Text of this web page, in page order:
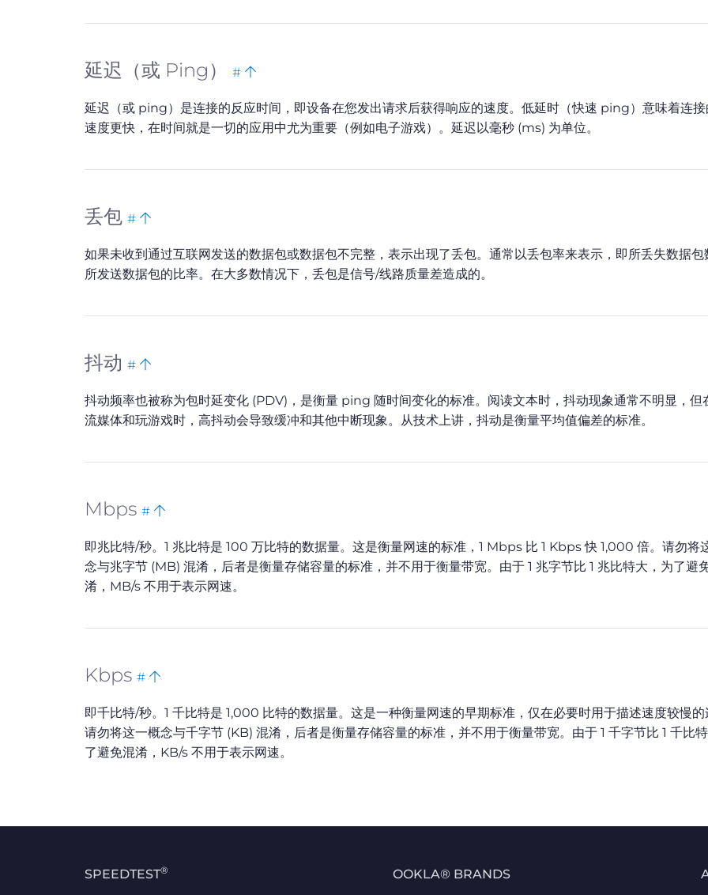
延迟（或 Ping） # Bookmark
top
延迟（或 ping）是连接的反应时间，即设备在您发出请求后获得响应的速度。低延时（快速 ping）意味着连
速度更快，在时间就是一切的应用中尤为重要（例如电子游戏）。延迟以毫秒 (ms) 为单位。
丢包 # Bookmark
top
如果未收到通过互联网发送的数据包或数据包不完整，表示出现了丢包。通常以丢包率来表示，即所丢失数据包
所发送数据包的比率。在大多数情况下，丢包是信号/线路质量差造成的。
抖动 # Bookmark
top
抖动频率也被称为包时延变化 (PDV)，是衡量 ping 随时间变化的标准。阅读文本时，抖动现象通常不明显，但
流媒体和玩游戏时，高抖动会导致缓冲和其他中断现象。从技术上讲，抖动是衡量平均值偏差的标准。
Mbps # Bookmark
top
即兆比特/秒。1 兆比特是 100 万比特的数据量。这是衡量网速的标准，1 Mbps 比 1 Kbps 快 1,000 倍。请勿将
念与兆字节 (MB) 混淆，后者是衡量存储容量的标准，并不用于衡量带宽。由于 1 兆字节比 1 兆比特大，为了避
淆，MB/s 不用于表示网速。
Kbps # Bookmark
top
即千比特/秒。1 千比特是 1,000 比特的数据量。这是一种衡量网速的早期标准，仅在必要时用于描述速度较慢的
请勿将这一概念与千字节 (KB) 混淆，后者是衡量存储容量的标准，并不用于衡量带宽。由于 1 千字节比 1 千比
了避免混淆，KB/s 不用于表示网速。
SPEEDTEST® OOKLA® BRANDS